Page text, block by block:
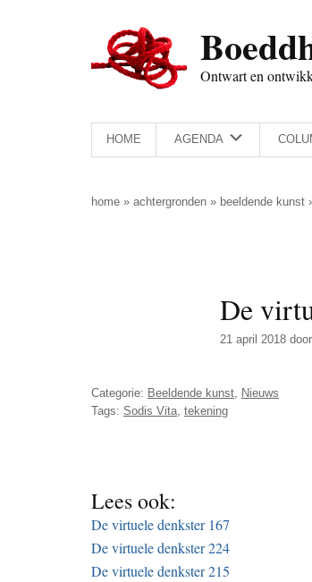
Ontwart en
HOME AGENDA
home » achtergronden » beeldende kunst
De
21 april 2018 door
Categorie: Beeldende kunst, Nieuws
Tags: Sodis Vita, tekening
Lees ook:
De virtuele denkster 167
De virtuele denkster 224
De virtuele denkster 215